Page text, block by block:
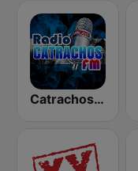
Catrachos FM